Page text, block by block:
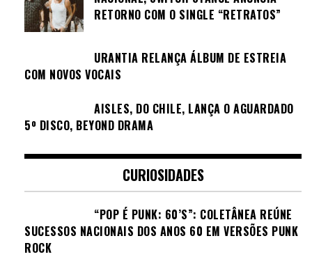
RETORNO COM O SINGLE “RETRATOS”
URANTIA RELANÇA ÁLBUM DE ESTREIA
COM NOVOS VOCAIS
AISLES, DO CHILE, LANÇA O AGUARDADO
5º DISCO, BEYOND DRAMA
CURIOSIDADES
“POP É PUNK: 60’S”: COLETÂNEA REÚNE
SUCESSOS NACIONAIS DOS ANOS 60 EM VERSÕES PUNK
ROCK